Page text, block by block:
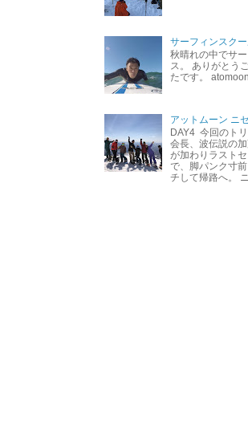
サーフィンスク
秋晴れの中でサ
ス。 ありがとう
たです。
アットムーン ニ
DAY4 今回のト
会長、波伝説の
が加わりラスト
で、脚パンク寸
チして帰路へ。